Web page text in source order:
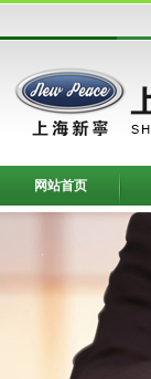
网站首页